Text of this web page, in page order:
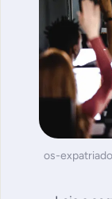
os-